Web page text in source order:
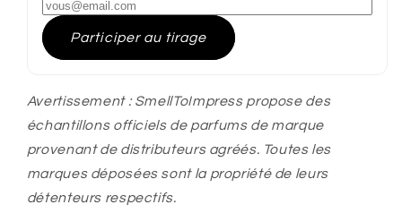
Participer au tirage
Avertissement : SmellToImpress propose des
échantillons officiels de parfums de marque
provenant de distributeurs agréés. Toutes les
marques déposées sont la propriété de leurs
détenteurs respectifs.